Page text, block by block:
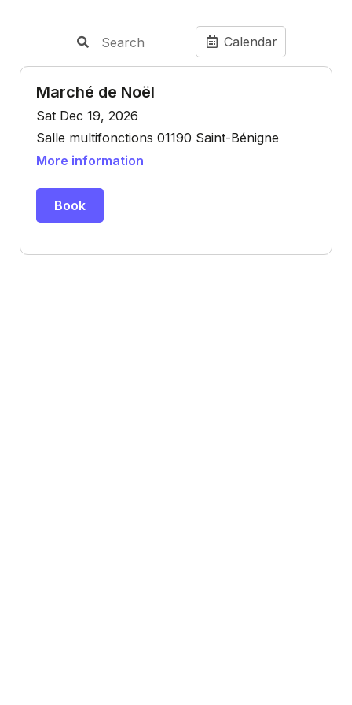
Calendar
Marché de Noël
Sat Dec 19, 2026
Salle multifonctions 01190 Saint-Bénigne
More information
Book